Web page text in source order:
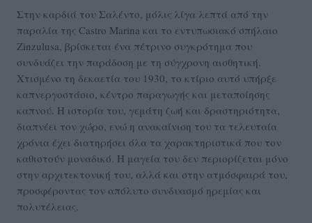
Στην καρδιά του Σαλέντο, μόλις λίγα λεπτά από την
παραλία της Castro Marina και το εντυπωσιακό σπήλαιο
Zinzulusa, βρίσκεται ένα πέτρινο συγκρότημα που
συνδυάζει την παράδοση με τη σύγχρονη αισθητική.
Χτισμένο τη δεκαετία του 1930, το κτίριο αυτό υπήρξε
καπνεργοστάσιο, κέντρο παραγωγής και μεταποίησης
καπνού. Η ιστορία του, γεμάτη ζωή και δραστηριότητα,
διαπνέει τον χώρο, ενώ η ανακαίνιση του τα τελευταία
χρόνια έχει διατηρήσει όλα τα χαρακτηριστικά που τον
καθιστούν μοναδικό. Η μαγεία του δεν περιορίζεται μόνο
στην αρχιτεκτονική του, αλλά και στην ατμόσφαιρά του,
προσφέροντας τον απόλυτο συνδυασμό ηρεμίας και
πολυτέλειας.